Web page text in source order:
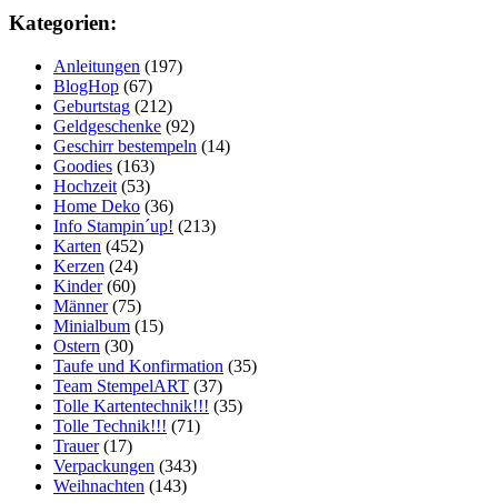
Kategorien:
Anleitungen (197)
BlogHop (67)
Geburtstag (212)
Geldgeschenke (92)
Geschirr bestempeln (14)
Goodies (163)
Hochzeit (53)
Home Deko (36)
Info Stampin´up! (213)
Karten (452)
Kerzen (24)
Kinder(60)
Männer(75)
Minialbum (15)
Ostern (30)
Taufe und Konfirmation (35)
Team StempelART (37)
Tolle Kartentechnik!!! (35)
Tolle Technik!!! (71)
Trauer(17)
Verpackungen (343)
Weihnachten (143)